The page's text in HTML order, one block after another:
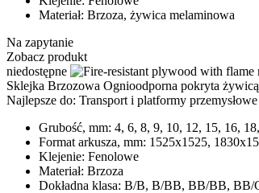
Materiał: Brzoza, żywica melaminowa
Na zapytanie
Zobacz produkt
niedostępne
Sklejka Brzozowa Ognioodporna pokryta
Najlepsze do: Transport i platformy przemysłowe
Grubość, mm: 4, 6, 8, 9, 10, 12, 15, 16,
Format arkusza, mm: 1525х1525,
Klejenie: Fenolowe
Materiał: Brzoza
Dokładna klasa: В/В, В/ВВ, ВВ/ВВ, ВB/